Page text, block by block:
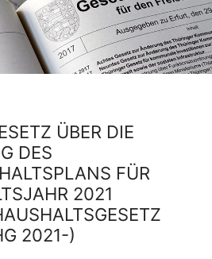
ÜBER DIE
DES
FÜR
2021
2021-)